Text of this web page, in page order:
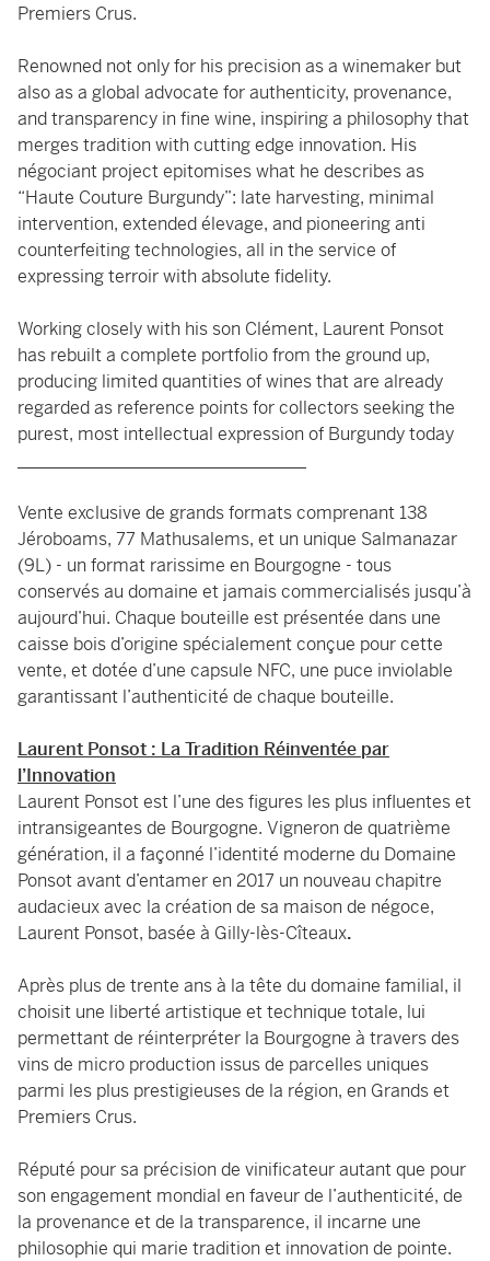
Premiers Crus.
Renowned not only for his precision as a winemaker but
also as a global advocate for authenticity, provenance,
and transparency in fine wine, inspiring a philosophy that
merges tradition with cutting edge innovation. His
négociant project epitomises what he describes as
“Haute Couture Burgundy”: late harvesting, minimal
intervention, extended élevage, and pioneering anti
counterfeiting technologies, all in the service of
expressing terroir with absolute fidelity.
Working closely with his son Clément, Laurent Ponsot
has rebuilt a complete portfolio from the ground up,
producing limited quantities of wines that are already
regarded as reference points for collectors seeking the
purest, most intellectual expression of Burgundy today
Vente exclusive de grands formats comprenant 138
Jéroboams, 77 Mathusalems, et un unique Salmanazar
(9L) - un format rarissime en Bourgogne - tous
conservés au domaine et jamais commercialisés jusqu’à
aujourd’hui. Chaque bouteille est présentée dans une
caisse bois d’origine spécialement conçue pour cette
vente, et dotée d’une capsule NFC, une puce inviolable
garantissant l’authenticité de chaque bouteille.
Laurent Ponsot : La Tradition Réinventée par
l’Innovation
Laurent Ponsot est l’une des figures les plus influentes et
intransigeantes de Bourgogne. Vigneron de quatrième
génération, il a façonné l’identité moderne du Domaine
Ponsot avant d’entamer en 2017 un nouveau chapitre
audacieux avec la création de sa maison de négoce,
Laurent Ponsot, basée à Gilly-lès-Cîteaux.
Après plus de trente ans à la tête du domaine familial, il
choisit une liberté artistique et technique totale, lui
permettant de réinterpréter la Bourgogne à travers des
vins de micro production issus de parcelles uniques
parmi les plus prestigieuses de la région, en Grands et
Premiers Crus.
Réputé pour sa précision de vinificateur autant que pour
son engagement mondial en faveur de l’authenticité, de
la provenance et de la transparence, il incarne une
philosophie qui marie tradition et innovation de pointe.